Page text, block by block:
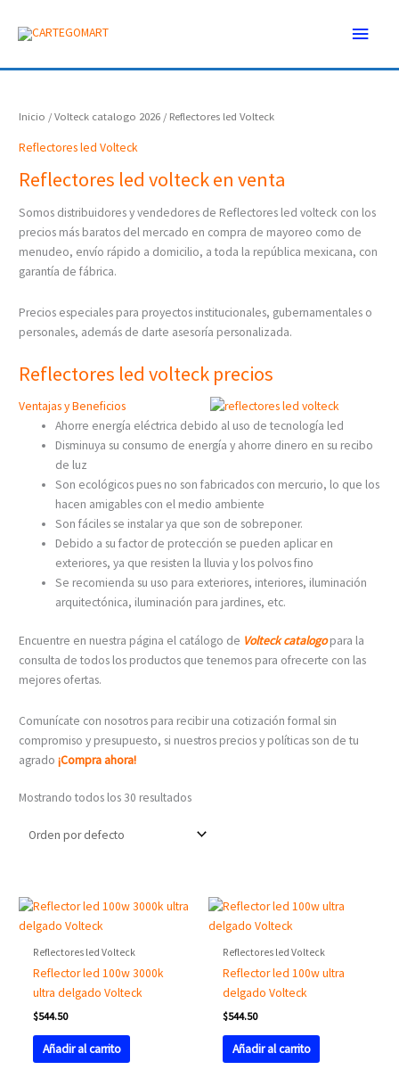
Menú
Inicio /Volteck catalogo 2026 / Reflectores led Volteck
Reflectores led Volteck
Reflectores led volteck en venta
Somos distribuidores y vendedores de Reflectores led volteck con los
precios más baratos del mercado en compra de mayoreo como de
menudeo, envío rápido a domicilio, a toda la república mexicana, con
garantía de fábrica.
Precios especiales para proyectos institucionales, gubernamentales o
personales, además de darte asesoría personalizada.
Reflectores led volteck precios
Ventajas y Beneficios
Ahorre energía eléctrica debido al uso de tecnología led
Disminuya su consumo de energía y ahorre dinero en su recibo
de luz
Son ecológicos pues no son fabricados con mercurio, lo que los
hacen amigables con el medio ambiente
Son fáciles se instalar ya que son de sobreponer.
Debido a su factor de protección se pueden aplicar en
exteriores, ya que resisten la lluvia y los polvos fino
Se recomienda su uso para exteriores, interiores, iluminación
arquitectónica, iluminación para jardines, etc.
Encuentre en nuestra página el catálogo de Volteck catalogo para la
consulta de todos los productos que tenemos para ofrecerte con las
mejores ofertas.
Comunícate con nosotros para recibir una cotización formal sin
compromiso y presupuesto, si nuestros precios y políticas son de tu
agrado¡Compra ahora!
Mostrando todos los 30 resultados
Reflectores led Volteck
Reflector led 100w 3000k
ultra delgado Volteck
$544.50
Añadir al carrito
Reflectores led Volteck
Reflector led 100w ultra
delgado Volteck
$544.50
Añadir al carrito